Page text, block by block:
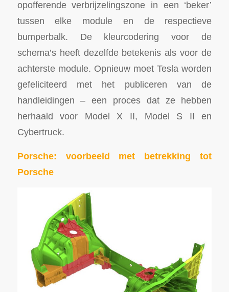
opofferende verbrijzelingszone in een ‘beker’
tussen elke module en de respectieve
bumperbalk. De kleurcodering voor de
schema’s heeft dezelfde betekenis als voor de
achterste module. Opnieuw moet Tesla worden
gefeliciteerd met het publiceren van de
handleidingen – een proces dat ze hebben
herhaald voor Model X II, Model S II en
Cybertruck.
Porsche: voorbeeld met betrekking tot
Porsche